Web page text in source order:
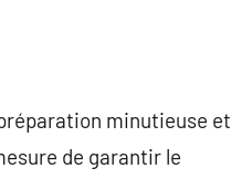
minutieuse et
de garantir le